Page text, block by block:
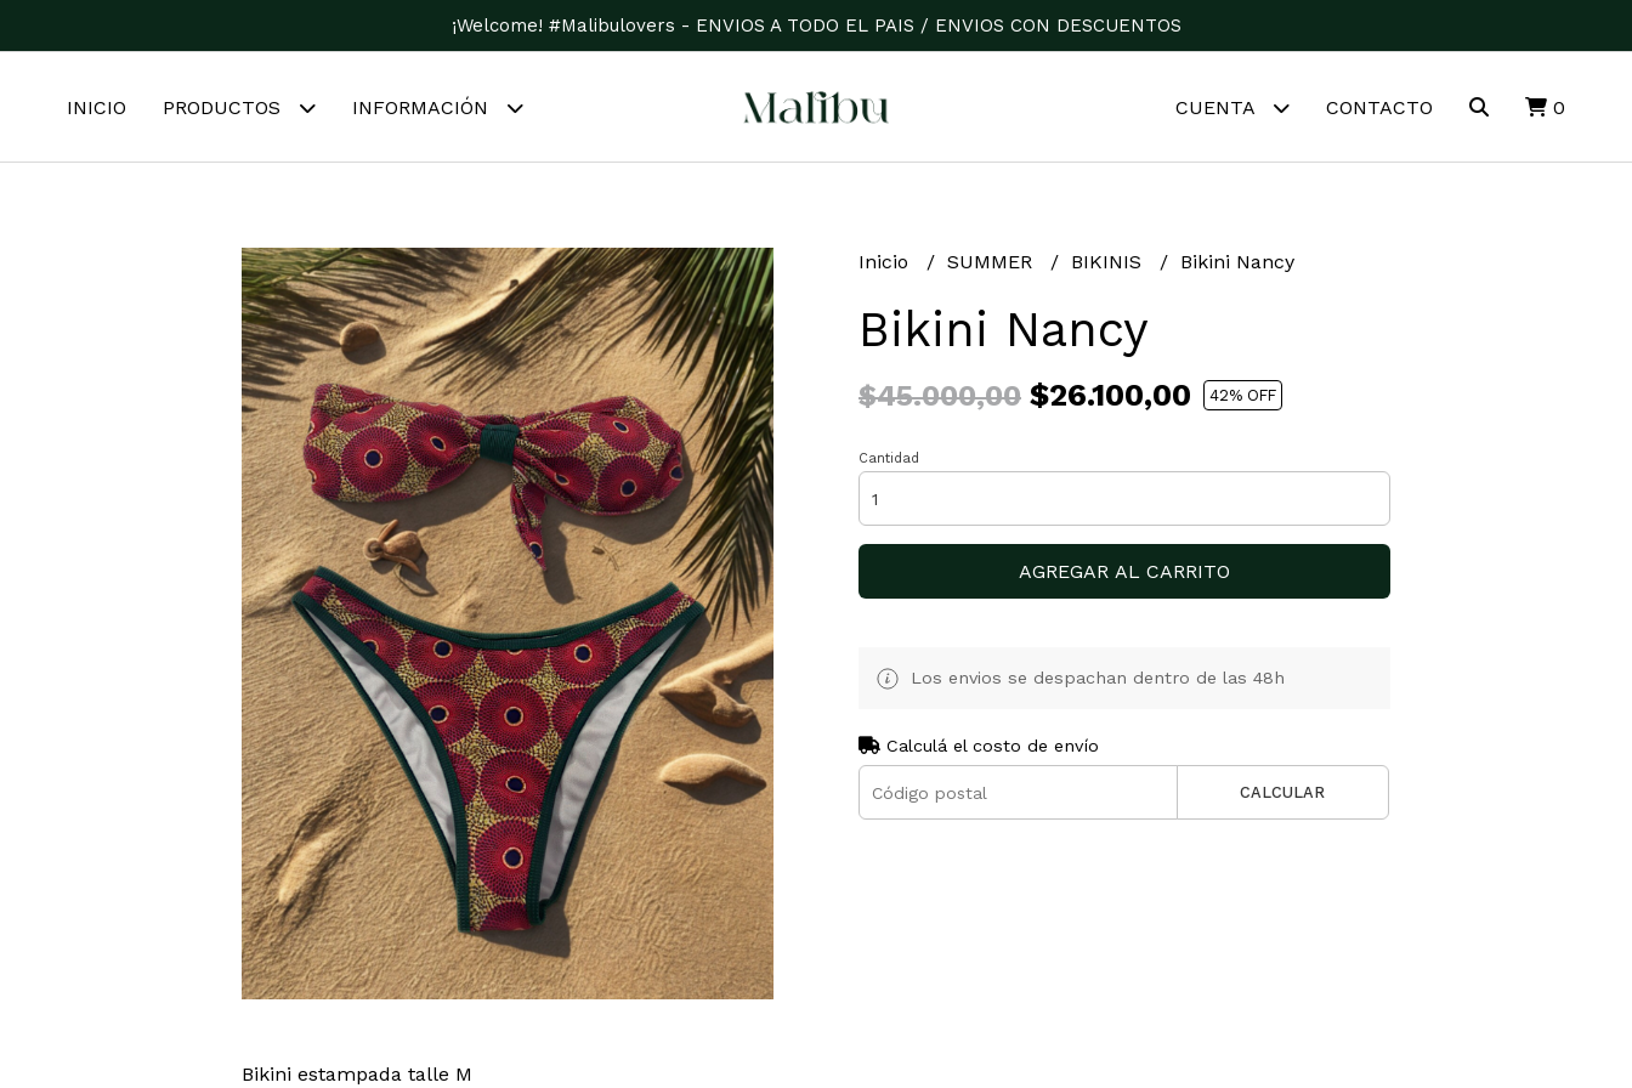
¡Welcome! #Malibulovers - ENVIOS A TODO EL PAIS / ENVIOS CON DESCUENTOS
INICIO PRODUCTOS INFORMACIÓN CUENTA CONTACTO 0
Bikini estampada talle M
Inicio SUMMER BIKINIS Bikini Nancy
Bikini Nancy
$45.000,00 $26.100,00 42% OFF
Cantidad
AGREGAR AL CARRITO
Los envios se despachan dentro de las 48h
Calculá el costo de envío
CALCULAR